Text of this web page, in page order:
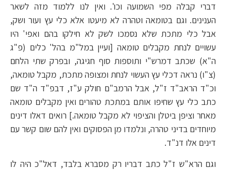
דברי קבלה מפי השמועה וכו'. ואין לנו ללמוד מזה לשאר
הענינים. וגם בטומאה וטהרה לא מיעטו אלא כלי עץ ועור ושק,
אבל כלי מתכת שלא נסמכו לשק לא חילקו בהם ואפי' היו
עשויים לנחת מקבלים טומאה [ועיין במל"מ בהל' כלים (פ"ג
ה"א) שכתב דמרש"י ותוספות סוף חגיגה, ובפרק שתי הלחם
(צ"ו) נראה דכלי עץ העשוי לנחת ומצופה מתכת, מקבל טומאה,
וכ"ד הראב"ד ז"ל, אבל הרמב"ם חולק ע"ז, דבפ"ד ה"ד שם
כתב כלי עץ שחיפו אותם במתכת טהורים ואין מקבלים טומאה
מאחר וציפן ביטלן והציפוי לא מקבל טומאה.] רואים דאלו דינים
מיוחדים בדיני טהרה, ונלמדו מן הפסוקים ואין להם שום קשר עם
דינים אלו דנ"ד.
וגם הרא"ש ז"ל כתב דבריו רק מסברא בלבד, דאל"כ היה לו